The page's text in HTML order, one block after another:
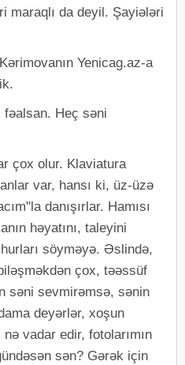
maraqlı da deyil. Şayiələri
Yenicag.az-a
Heç səni
çox olur. Klaviatura
var, hansı ki, üz-üzə
danışırlar. Hamısı
həyatını, taleyini
söyməyə. Əslində,
çox, təəssüf
səni sevmirəmsə, sənin
deyərlər, xoşun
vadar edir, fotolarımın
sən? Gərək için